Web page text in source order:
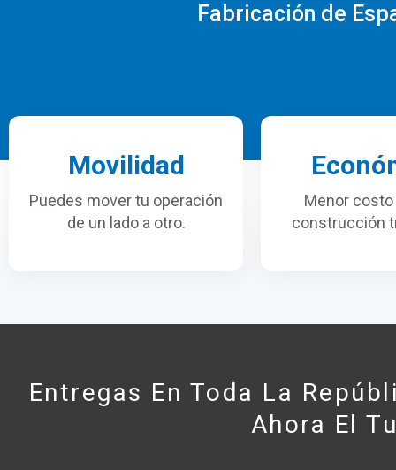
Fabricación de
Movilidad
Puedes mover tu operación
de un lado a otro.
Menor costo
construcción
Entregas En Toda La
Ahora El